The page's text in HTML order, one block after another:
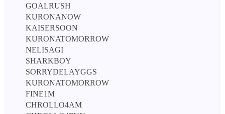
GOALRUSH
KURONANOW
KAISERSOON
KURONATOMORROW
NELISAGI
SHARKBOY
SORRYDELAYGGS
KURONATOMORROW
FINE1M
CHROLLO4AM